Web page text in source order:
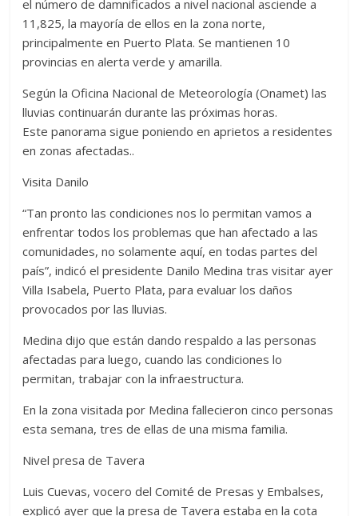
el número de damnificados a nivel nacional asciende a
11,825, la mayoría de ellos en la zona norte,
principalmente en Puerto Plata. Se mantienen 10
provincias en alerta verde y amarilla.
Según la Oficina Nacional de Meteorología (Onamet) las
lluvias continuarán durante las próximas horas.
Este panorama sigue poniendo en aprietos a residentes
en zonas afectadas..
Visita Danilo
“Tan pronto las condiciones nos lo permitan vamos a
enfrentar todos los problemas que han afectado a las
comunidades, no solamente aquí, en todas partes del
país”, indicó el presidente Danilo Medina tras visitar ayer
Villa Isabela, Puerto Plata, para evaluar los daños
provocados por las lluvias.
Medina dijo que están dando respaldo a las personas
afectadas para luego, cuando las condiciones lo
permitan, trabajar con la infraestructura.
En la zona visitada por Medina fallecieron cinco personas
esta semana, tres de ellas de una misma familia.
Nivel presa de Tavera
Luis Cuevas, vocero del Comité de Presas y Embalses,
explicó ayer que la presa de Tavera estaba en la cota